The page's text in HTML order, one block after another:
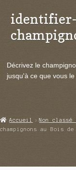
Aller
à
la
Aller
au
contenu
Actualités
Echanges et contacts
Décrivez le
jusqu'à ce que vous
Accueil Non
champignons au Bois